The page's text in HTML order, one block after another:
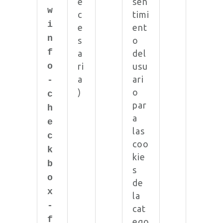
w
i
n
f
o
-
c
h
e
c
k
b
o
x
-
f
c
e
s
a
ri
a
)
timi
ent
o
del
usu
ari
o
par
a
las
coo
kie
s
de
la
cat